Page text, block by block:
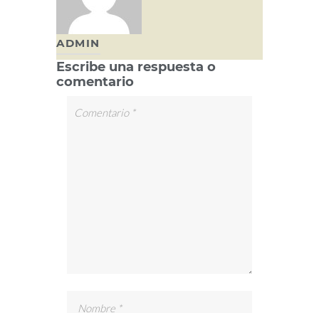
ADMIN
Escribe una respuesta o
comentario